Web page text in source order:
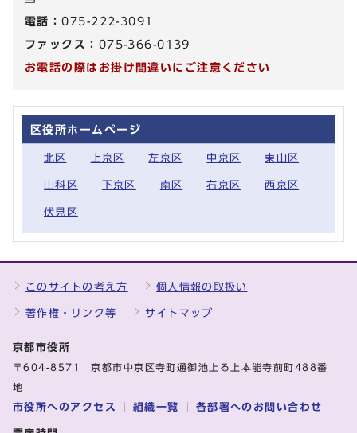
電話：075-222-3091
ファックス： 075-366-0139
お電話の際はお掛け間違いにご注意ください
区役所ホームページ
北区 上京区 左京区 中京区 東山区
山科区 下京区 南区 右京区 西京区
伏見区
このサイトの考え方 個人情報の取扱い
著作権・リンク等 サイトマップ
京都市役所
〒604-8571 京都市中京区寺町通御池上る上本能寺前町488番
地
市役所へのアクセス 組織一覧 各部署へのお問い合わせ